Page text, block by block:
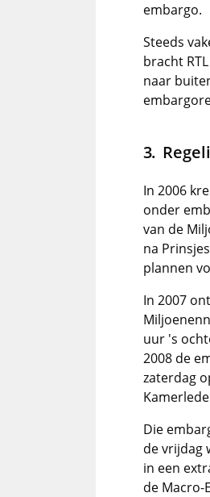
embargo.
Steeds
bracht
naar
In 2006
onder
van de
na
plannen
In 2007
uur 's
2008 de
zaterdag
Die
de vrijdag
in een
de Macro-